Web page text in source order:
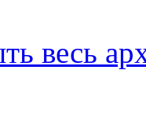
весь